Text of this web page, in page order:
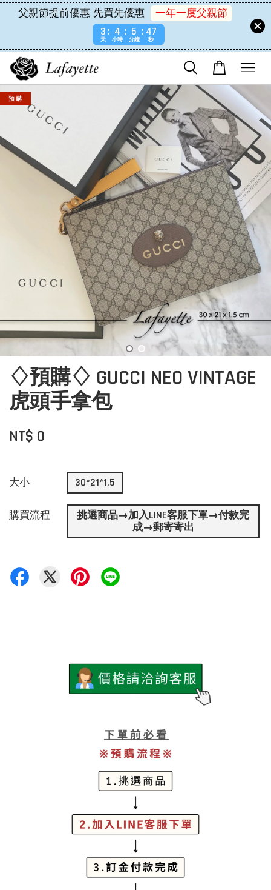
父親節提前優惠 先買先優惠
一年一度父親節
3
天
4
小時
5
分鐘
47
秒
預 購
♢預購♢ GUCCI NEO VINTAGE
虎頭手拿包
NT$ 0
大小 30*21*1.5
購買流程
挑選商品→加入LINE客服下單→付款完
成→郵寄寄出